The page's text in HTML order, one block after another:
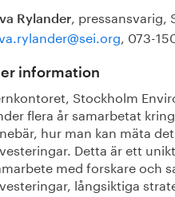
Rylander
,
, 073-
information
Stockholm
flera år samarbetat
hur man kan mäta
Detta är ett
med forskare och
långsiktiga